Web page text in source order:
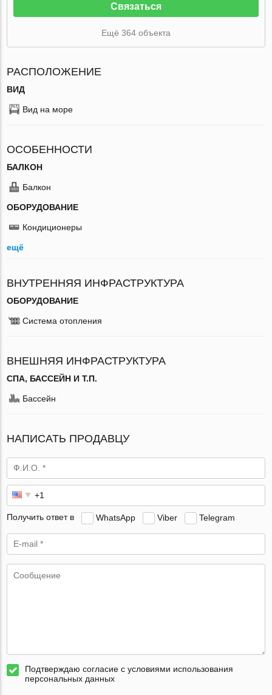
Связаться
Ещё 364 объекта
РАСПОЛОЖЕНИЕ
ВИД
Вид на море
ОСОБЕННОСТИ
БАЛКОН
Балкон
ОБОРУДОВАНИЕ
Кондиционеры
ещё
ВНУТРЕННЯЯ ИНФРАСТРУКТУРА
ОБОРУДОВАНИЕ
Система отопления
ВНЕШНЯЯ ИНФРАСТРУКТУРА
СПА, БАССЕЙН И Т.П.
Бассейн
НАПИСАТЬ ПРОДАВЦУ
Получить ответ в WhatsApp Viber Telegram
Подтверждаю согласие с условиями использования
персональных данных